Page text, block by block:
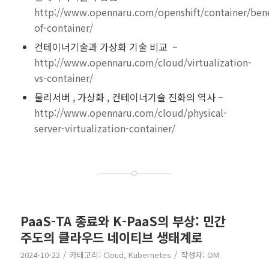
http://www.opennaru.com/openshift/container/
of-container/
컨테이너기술과 가상화 기술 비교 –
http://www.opennaru.com/cloud/virtualization-
vs-container/
물리서버 , 가상화 , 컨테이너기술 진화의 역사 –
http://www.opennaru.com/cloud/physical-
server-virtualization-container/
PaaS-TA 종료와 K-PaaS의 부상: 민간
주도의 클라우드 네이티브 생태계로
2024-10-22 / 카테고리: Cloud, Kubernetes / 작성자: OM